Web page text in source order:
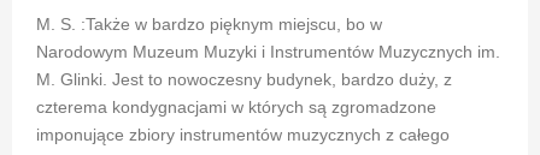
M. S. :Także w bardzo pięknym miejscu, bo w
Narodowym Muzeum Muzyki i Instrumentów Muzycznych im.
M. Glinki. Jest to nowoczesny budynek, bardzo duży, z
czterema kondygnacjami w których są zgromadzone
imponujące zbiory instrumentów muzycznych z całego